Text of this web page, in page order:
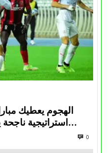
الهجوم يعطيك
استراتيجية
0